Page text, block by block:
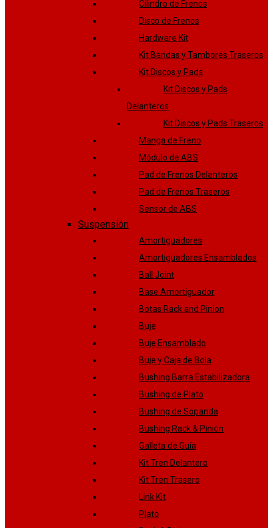
Cilindro de Frenos
Disco de Frenos
Hardware Kit
Kit Bandas y Tambores Traseros
Kit Discos y Pads
Kit Discos y Pads
Delanteros
Kit Discos y Pads Traseros
Manga de Freno
Módulo de ABS
Pad de Frenos Delanteros
Pad de Frenos Traseros
Sensor de ABS
Suspensión
Amortiguadores
Amortiguadores Ensamblados
Ball Joint
Base Amortiguador
Botas Rack and Pinion
Buje
Buje Ensamblado
Buje y Caja de Bola
Bushing Barra Estabilizadora
Bushing de Plato
Bushing de Sopanda
Bushing Rack & Pinion
Galleta de Guía
Kit Tren Delantero
Kit Tren Trasero
Link Kit
Plato